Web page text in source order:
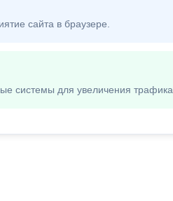
сайта в браузере.
системы для увеличения трафика.